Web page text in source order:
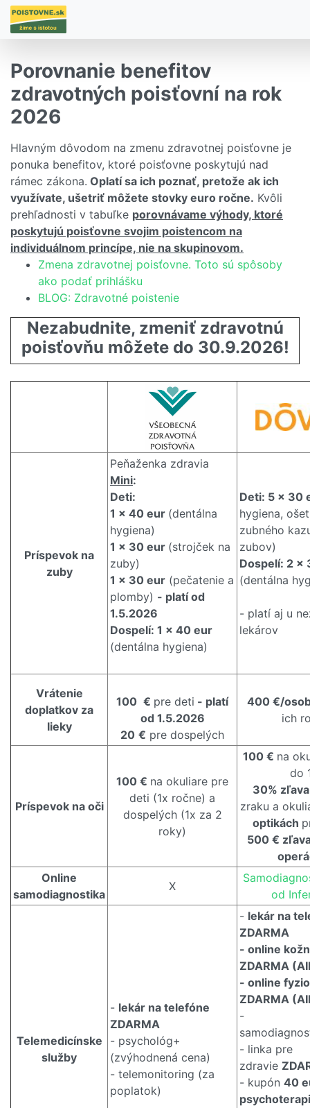
Porovnanie benefitov
zdravotných poisťovní na rok
2026
Hlavným dôvodom na zmenu zdravotnej poisťovne je
ponuka benefitov, ktoré poisťovne poskytujú nad
rámec zákona. Oplatí sa ich poznať, pretože ak ich
využívate, ušetriť môžete stovky euro ročne. Kvôli
prehľadnosti v tabuľke porovnávame výhody, ktoré
poskytujú poisťovne svojim poistencom na
individuálnom princípe, nie na skupinovom.
Zmena zdravotnej poisťovne. Toto sú spôsoby
ako podať prihlášku
BLOG: Zdravotné poistenie
Nezabudnite, zmeniť zdravotnú
poisťovňu môžete do 30.9.2026!
Príspevok na
zuby
Peňaženka zdravia
Mini:
Deti:
1 x 40 eur (dentálna
hygiena)
1 x 30 eur (strojček na
zuby)
1 x 30 eur (pečatenie a
plomby) - platí od
1.5.2026
Dospelí: 1 x 40 eur
(dentálna hygiena)
Deti: 5 x 30
hygiena,
zubného
zubov)
Dospelí: 2 x
(dentálna
- platí aj u
lekárov
Vrátenie
doplatkov za
lieky
100 € pre deti - platí
od 1.5.2026
20 € pre dospelých
400 €/
ich
Príspevok na oči
100 € na okuliare pre
deti (1x ročne) a
dospelých (1x za 2
roky)
100 € na
do
30%
zraku a
optikách
500 €
Online
samodiagnostika
X
od
Telemedicínske
služby
- lekár na telefóne
ZDARMA
- psychológ+
(zvýhodnená cena)
- telemonitoring (za
poplatok)
- lekár na
ZDARMA
- online
ZDARMA
- online
ZDARMA
-
- linka pre
zdravie
- kupón 40